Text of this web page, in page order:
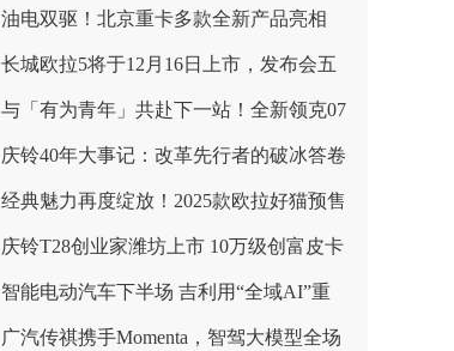
北京车展
油电双驱！北京重卡多款全新产品亮相
2026合作伙伴大会
长城欧拉5将于12月16日上市，发布会五
大看点提前揭秘！
与「有为青年」共赴下一站！全新领克07
EM-P上市限时价13.98万起
庆铃40年大事记：改革先行者的破冰答卷
（1985-1993）
经典魅力再度绽放！2025款欧拉好猫预售
启程，8.98万元起！
庆铃T28创业家潍坊上市 10万级创富皮卡
再树标杆
智能电动汽车下半场 吉利用“全域AI”重
塑安全边界
广汽传祺携手Momenta，智驾大模型全场